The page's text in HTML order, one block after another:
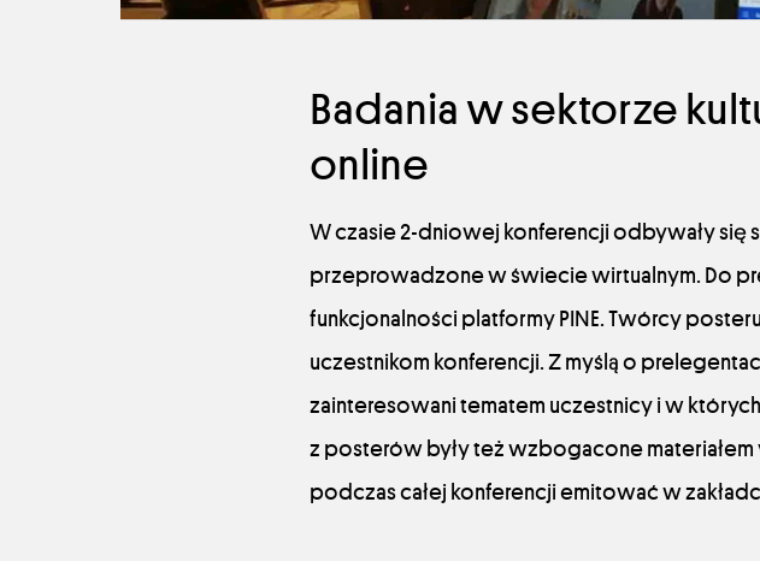
Badania w sektorze
online
W czasie 2-dniowej konferencji odbywały się
przeprowadzone w świecie wirtualnym. Do
funkcjonalności platformy PINE. Twórcy
uczestnikom konferencji. Z myślą o
zainteresowani tematem uczestnicy i w
z posterów były też wzbogacone
podczas całej konferencji emitować w